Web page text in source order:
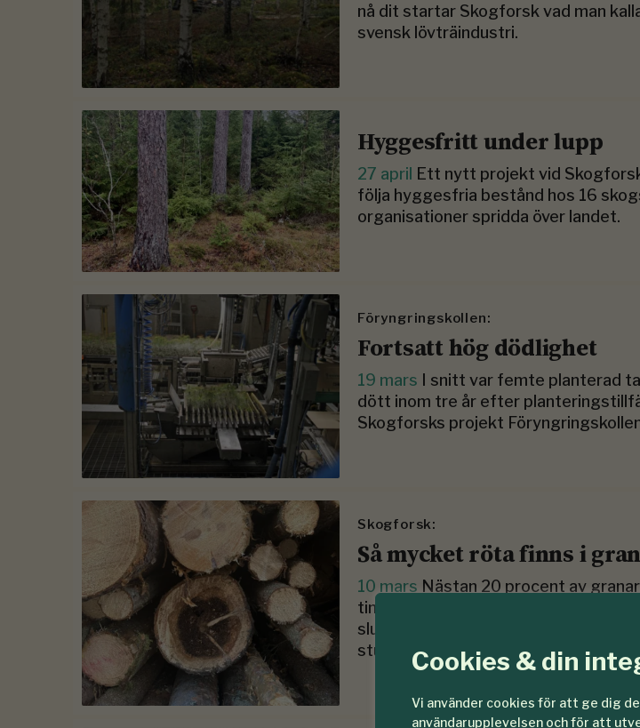
Cookies & din
Vi använder cookies för att ge dig
användarupplevelsen och för att
nå dit startar Skogforsk vad man
svensk lövträindustri.
Hyggesfritt under lupp
27 april
Ett nytt projekt vid
följa hyggesfria bestånd hos 16
organisationer spridda över landet.
Föryngringskollen:
Fortsatt hög dödlighet
19 mars
I snitt var femte planterad
dött inom tre år efter
Skogforsks projekt
Skogforsk:
Så mycket röta finns i
10 mars Nästan 20 procent av
timmerdimension vid en
slutavverkning har angrepp av
studie från Skogforsk.